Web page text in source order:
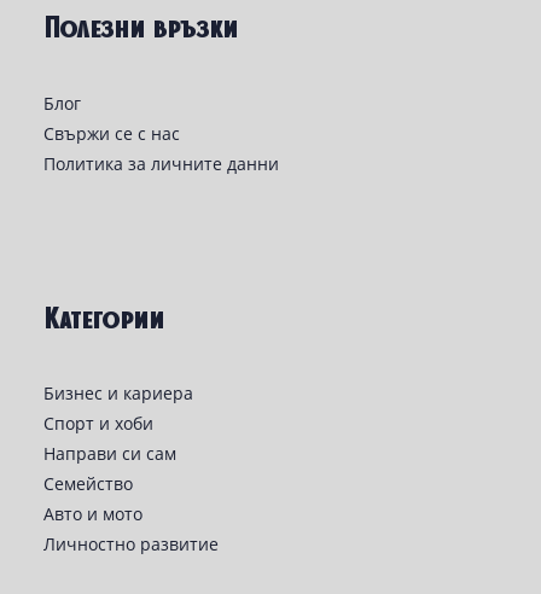
Полезни връзки
Блог
Свържи се с нас
Политика за личните данни
Категории
Бизнес и кариера
Спорт и хоби
Направи си сам
Семейство
Авто и мото
Личностно развитие